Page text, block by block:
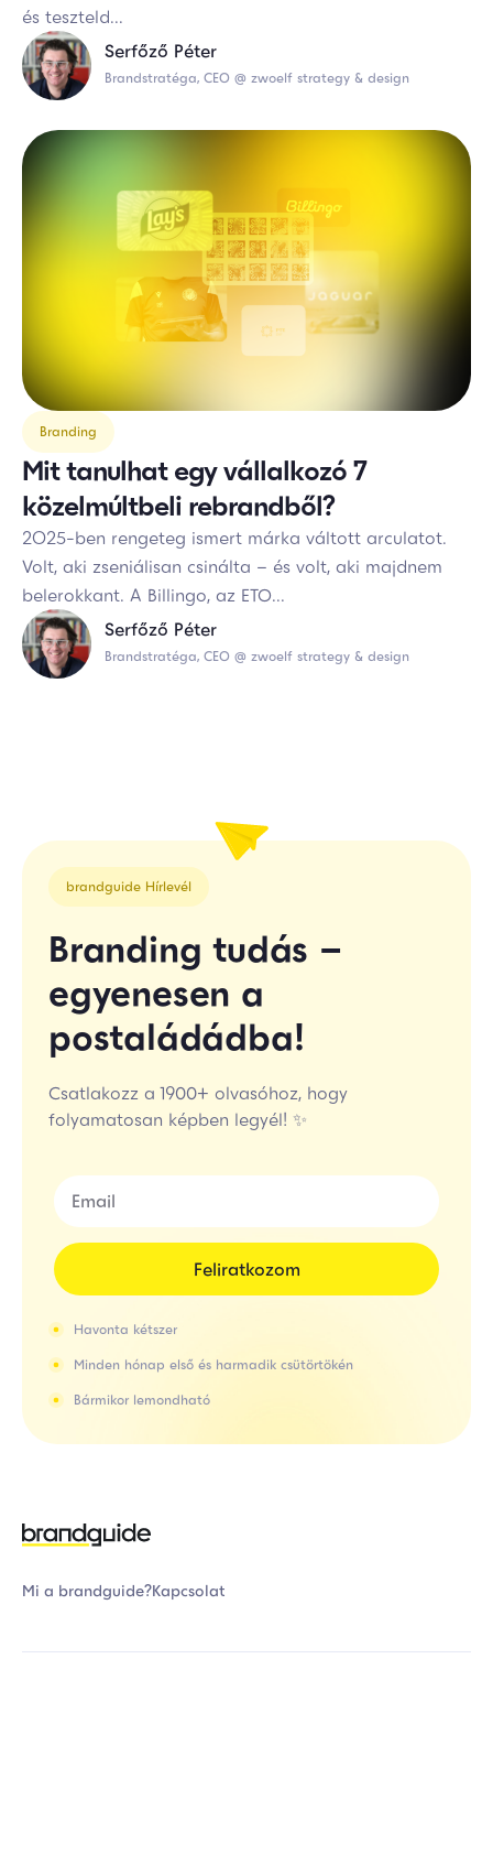
és teszteld...
Serfőző Péter
Brandstratéga, CEO @ zwoelf strategy & design
Branding
Mit tanulhat egy vállalkozó 7
közelmúltbeli rebrandből?
2025-ben rengeteg ismert márka váltott arculatot.
Volt, aki zseniálisan csinálta – és volt, aki majdnem
belerokkant. A Billingo, az ETO...
Serfőző Péter
Brandstratéga, CEO @ zwoelf strategy & design
brandguide Hírlevél
Branding tudás –
egyenesen a
postaládádba!
Csatlakozz a 1900+ olvasóhoz, hogy
folyamatosan képben legyél! ✨
Feliratkozom
Havonta kétszer
Minden hónap első és harmadik csütörtökén
Bármikor lemondható
Mi a brandguide?Kapcsolat